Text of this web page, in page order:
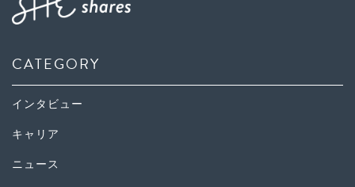
CATEGORY
インタビュー
キャリア
ニュース